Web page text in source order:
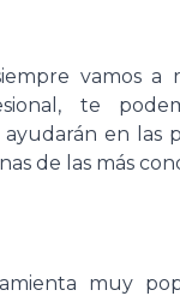
vamos
te
en las
de las más
muy